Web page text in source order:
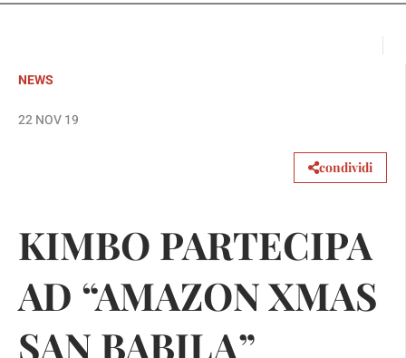
NEWS
22 NOV 19
condividi
KIMBO PARTECIPA
AD “AMAZON XMAS
SAN BABILA”